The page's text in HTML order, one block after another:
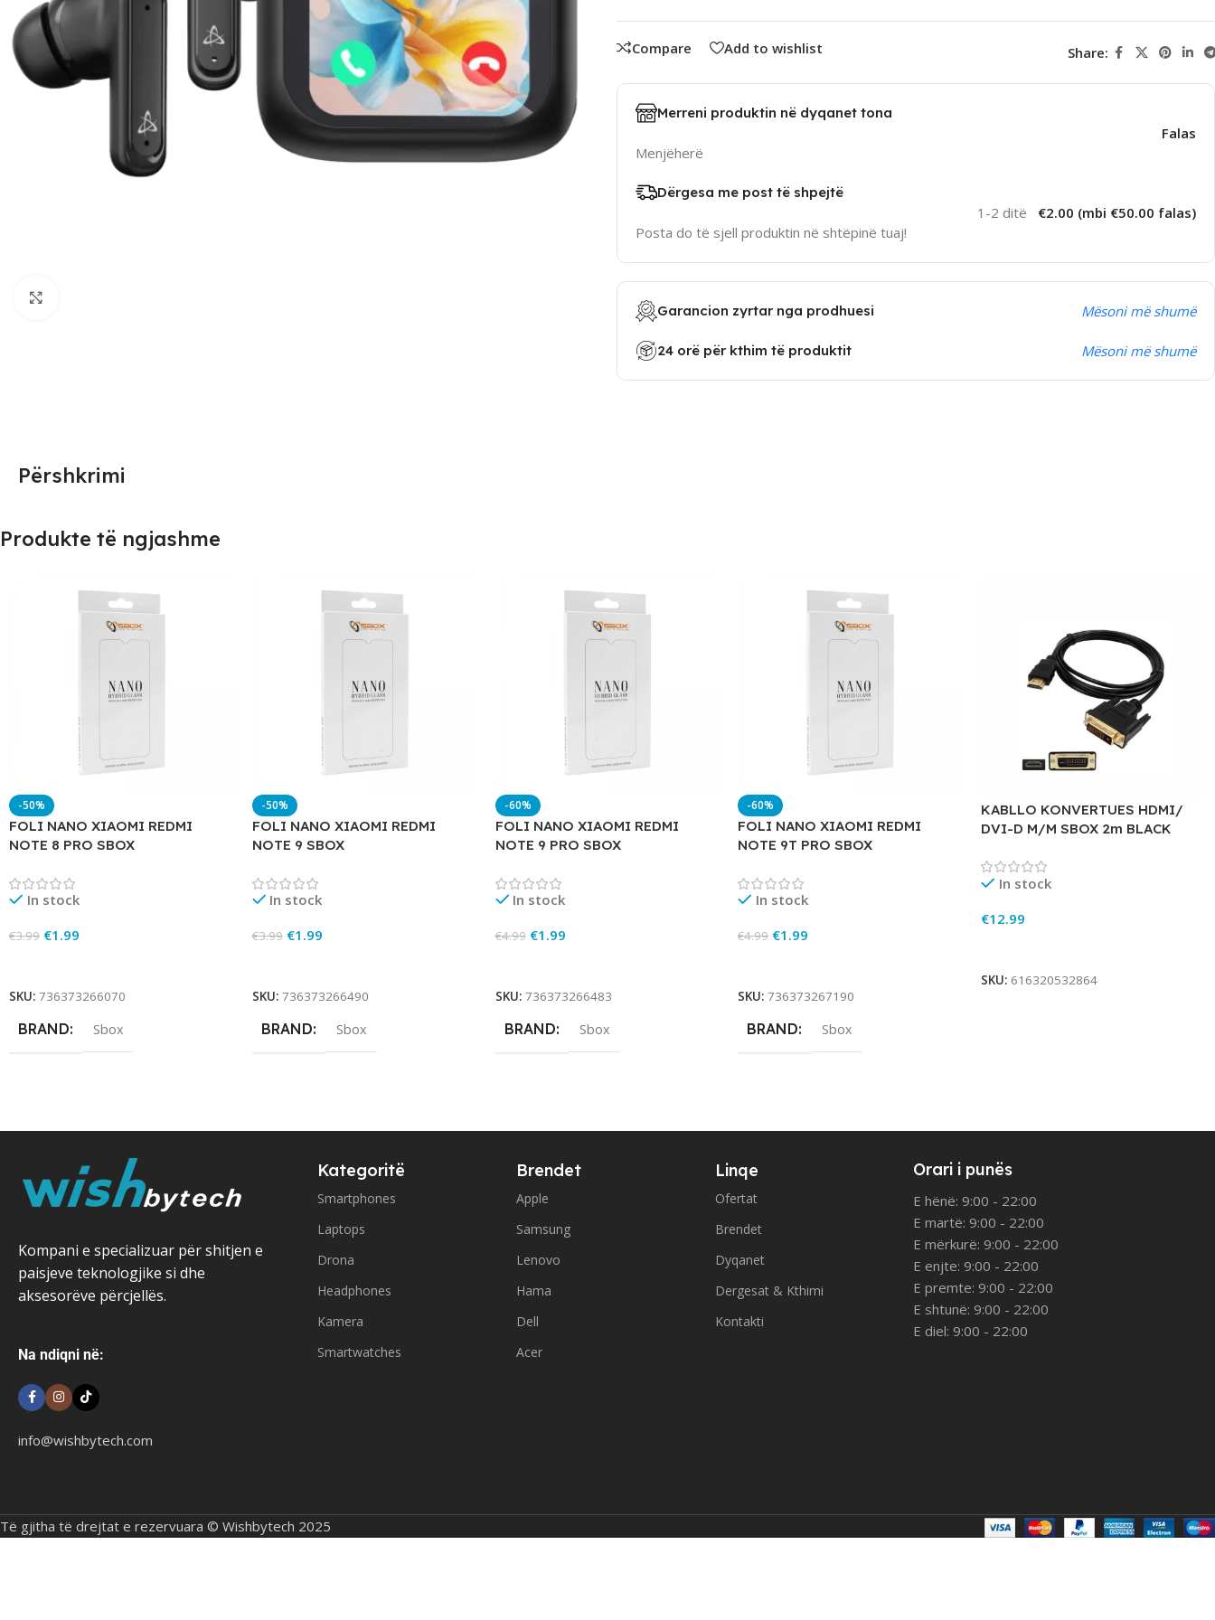
Compare Add to wishlist Share:
Merreni produktin në dyqanet tona
Menjëherë
Falas
Dërgesa me post të shpejtë
Posta do të sjell produktin në shtëpinë tuaj!
1-2 ditë €2.00 (mbi €50.00 falas)
Garancion zyrtar nga prodhuesi Mësoni më shumë
24 orë për kthim të produktit Mësoni më shumë
Përshkrimi
Produkte të ngjashme
-50%
FOLI NANO XIAOMI REDMI
NOTE 8 PRO SBOX
In stock
€3.99 €1.99
SKU: 736373266070
BRAND Sbox
-50%
FOLI NANO XIAOMI REDMI
NOTE 9 SBOX
In stock
€3.99 €1.99
SKU: 736373266490
BRAND Sbox
-60%
FOLI NANO XIAOMI REDMI
NOTE 9 PRO SBOX
In stock
€4.99 €1.99
SKU: 736373266483
BRAND Sbox
-60%
FOLI NANO XIAOMI REDMI
NOTE 9T PRO SBOX
In stock
€4.99 €1.99
SKU:736373267190
BRAND Sbox
KABLLO KONVERTUES HDMI/
DVI-D M/M SBOX 2m BLACK
In stock
€12.99
SKU: 616320532864
Kompani e specializuar për shitjen e
paisjeve teknologjike si dhe
aksesorëve përcjellës.
Na ndiqni në:
info@wishbytech.com
Kategoritë
Smartphones
Laptops
Drona
Headphones
Kamera
Smartwatches
Brendet
Apple
Samsung
Lenovo
Hama
Dell
Acer
Linqe
Ofertat
Brendet
Dyqanet
Dergesat & Kthimi
Kontakti
Orari i punës
E hënë: 9:00 - 22:00
E martë: 9:00 - 22:00
E mërkurë: 9:00 - 22:00
E enjte: 9:00 - 22:00
E premte: 9:00 - 22:00
E shtunë: 9:00 - 22:00
E diel: 9:00 - 22:00
Të gjitha të drejtat e rezervuara © Wishbytech 2025